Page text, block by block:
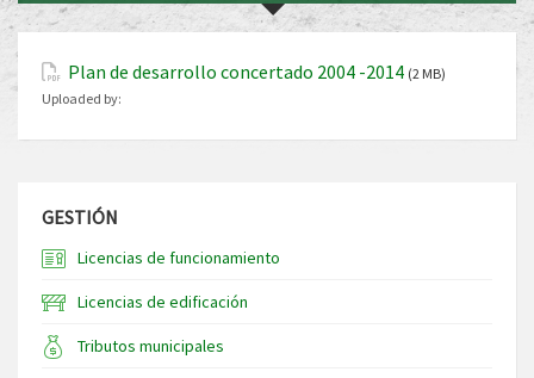
Plan de desarrollo concertado 2004 -2014 (2 MB)
Uploaded by:
GESTIÓN
Licencias de funcionamiento
Licencias de edificación
Tributos municipales